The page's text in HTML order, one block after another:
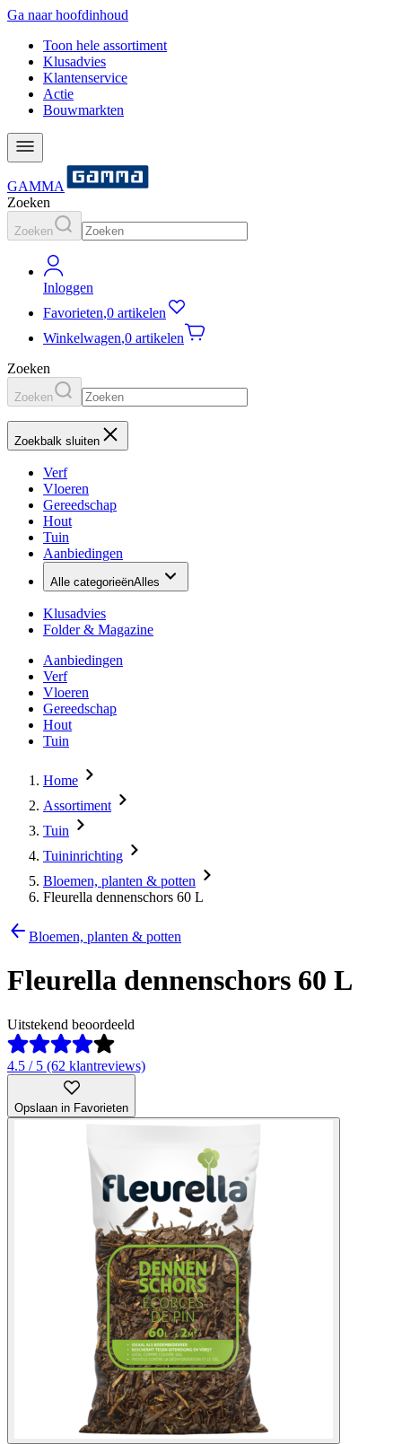
Ga naar hoofdinhoud
Toon hele assortiment
Klusadvies
Klantenservice
Actie
Bouwmarkten
GAMMA
Zoeken
Zoeken
Inloggen
Favorieten,0 artikelen
Winkelwagen,0 artikelen
Zoeken
Zoeken
Zoekbalk sluiten
Verf
Vloeren
Gereedschap
Hout
Tuin
Aanbiedingen
Alle categorieënAlles
Klusadvies
Folder & Magazine
Aanbiedingen
Verf
Vloeren
Gereedschap
Hout
Tuin
Home
Assortiment
Tuin
Tuininrichting
Bloemen, planten & potten
Fleurella dennenschors 60 L
Bloemen, planten & potten
Fleurella dennenschors 60 L
Uitstekend beoordeeld
4.5 / 5 (62 klantreviews)
Opslaan in Favorieten